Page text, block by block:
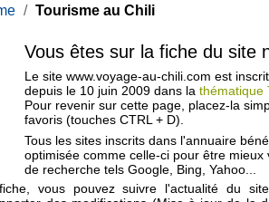
/ Tourisme au Chili
Vous êtes sur la fiche du site
Le site www.voyage-au-chili.com est
depuis le 10 juin 2009 dans la thématique
Pour revenir sur cette page, placez-la
favoris (touches CTRL + D).
Tous les sites inscrits dans l'annuaire
optimisée comme celle-ci pour être mieux
de recherche tels Google, Bing, Yahoo...
vous pouvez suivre l'actualité du